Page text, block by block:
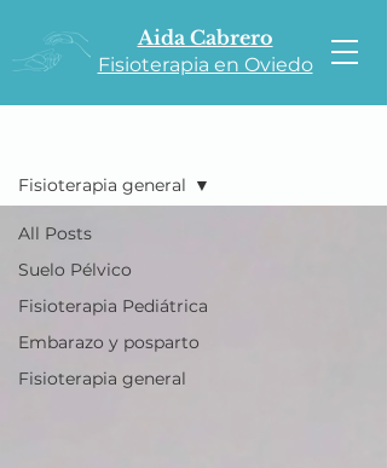
Aida Cabrero
Fisioterapia en Oviedo
All Posts
Suelo Pélvico
Fisioterapia Pediátrica
Embarazo y posparto
Fisioterapia general
Fisioterapia general